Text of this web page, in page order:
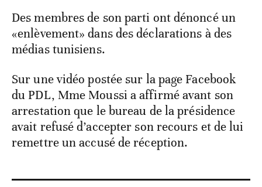
Des membres de son parti ont dénoncé un
«enlèvement» dans des déclarations à des
médias tunisiens.
Sur une vidéo postée sur la page Facebook
du PDL, Mme Moussi a affirmé avant son
arrestation que le bureau de la présidence
avait refusé d’accepter son recours et de lui
remettre un accusé de réception.